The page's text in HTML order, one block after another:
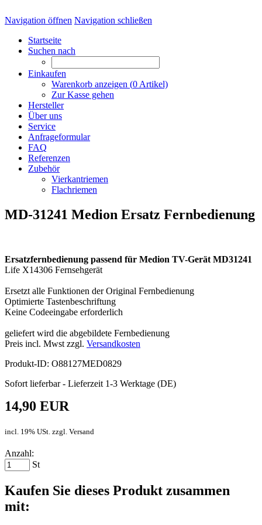
Navigation öffnen Navigation schließen
Startseite
Suchen nach
Einkaufen
Warenkorb anzeigen (0 Artikel)
Zur Kasse gehen
Hersteller
Über uns
Service
Anfrageformular
FAQ
Referenzen
Zubehör
Vierkantriemen
Flachriemen
MD-31241 Medion Ersatz Fernbedienung
Ersatzfernbedienung passend für Medion TV-Gerät MD31241
Life X14306 Fernsehgerät
Ersetzt alle Funktionen der Original Fernbedienung
Optimierte Tastenbeschriftung
Keine Codeeingabe erforderlich
geliefert wird die abgebildete Fernbedienung
Preis incl. Mwst zzgl. Versandkosten
Produkt-ID: O88127MED0829
Sofort lieferbar - Lieferzeit 1-3 Werktage (DE)
14,90 EUR
incl. 19% USt. zzgl. Versand
Anzahl:
St
Kaufen Sie dieses Produkt zusammen
mit: